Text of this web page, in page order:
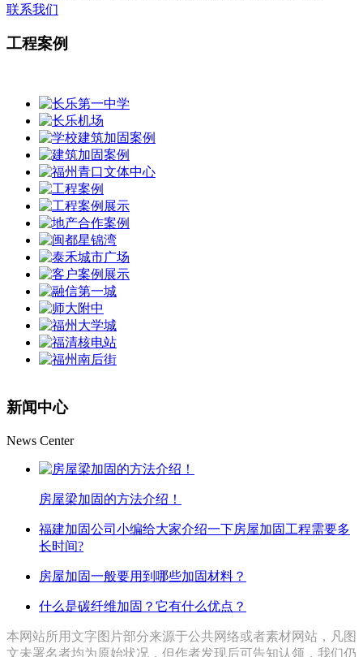
联系我们
工程案例
新闻中心
News Center
房屋梁加固的方法介绍！
福建加固公司小编给大家介绍一下房屋加固工程需要多
长时间?
房屋加固一般要用到哪些加固材料？
什么是碳纤维加固？它有什么优点？
本网站所用文字图片部分来源于公共网络或者素材网站，凡图
文未署名者均为原始状况，但作者发现后可告知认领，我们仍